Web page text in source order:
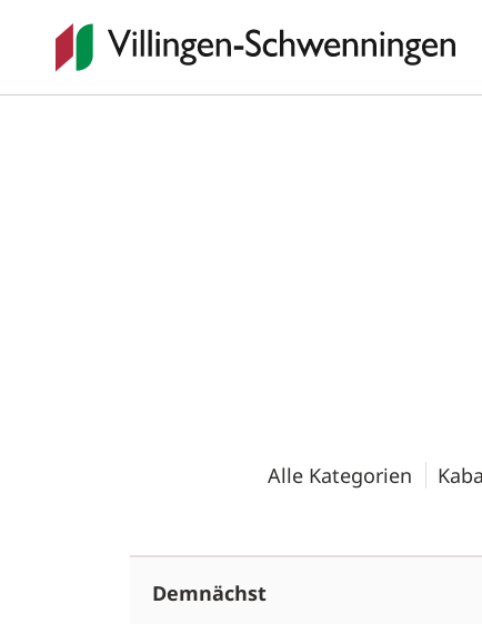
Alle Kategorien
Demnächst